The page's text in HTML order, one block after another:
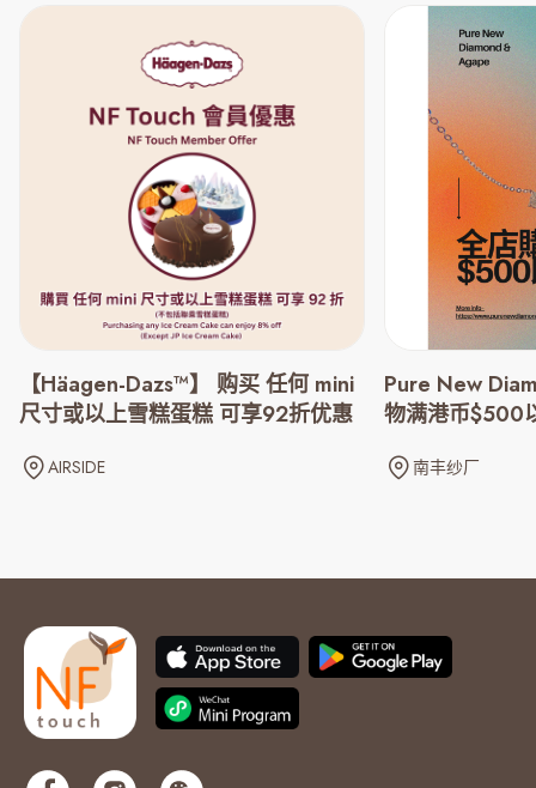
【Häagen-Dazs™】 购买 任何 mini
尺寸或以上雪糕蛋糕 可享92折优惠
AIRSIDE
Pure New
物满港币$500
南丰纱厂